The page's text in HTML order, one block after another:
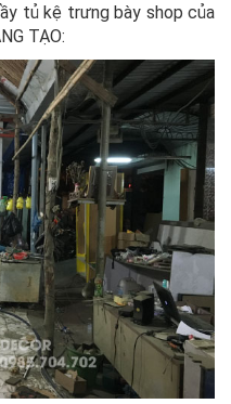
tủ kệ trưng bày shop của
TẠO: